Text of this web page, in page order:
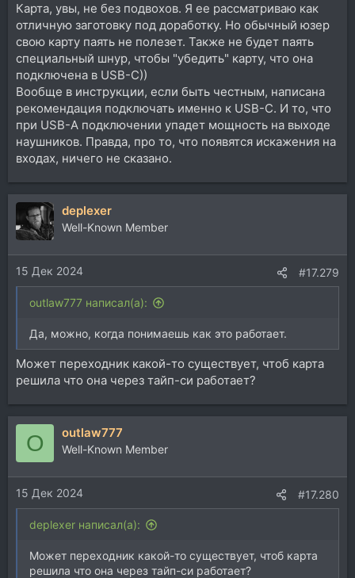
Карта, увы, не без подвохов. Я ее рассматриваю как
отличную заготовку под доработку. Но обычный юзер
свою карту паять не полезет. Также не будет паять
специальный шнур, чтобы "убедить" карту, что она
подключена в USB-C))
Вообще в инструкции, если быть честным, написана
рекомендация подключать именно к USB-C. И то, что
при USB-A подключении упадет мощность на выходе
наушников. Правда, про то, что появятся искажения на
входах, ничего не сказано.
deplexer
Well-Known Member
15 Дек 2024 #17.279
outlaw777 написал(а):
Да, можно, когда понимаешь как это работает.
Может переходник какой-то существует, чтоб карта
решила что она через тайп-си работает?
O outlaw777
Well-Known Member
15 Дек 2024 #17.280
deplexer написал(а):
Может переходник какой-то существует, чтоб карта
решила что она через тайп-си работает?